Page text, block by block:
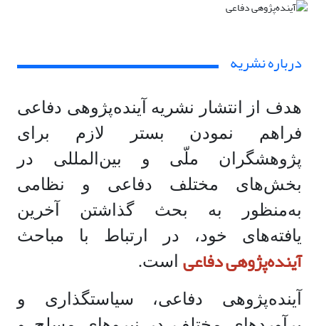
درباره نشریه
هدف از انتشار نشریه آینده‌پژوهی دفاعی
فراهم نمودن بستر لازم برای
پژوهشگران ملّی و بین‌المللی در
بخش‌های مختلف دفاعی و نظامی
به‌منظور به بحث گذاشتن آخرین
یافته‌های خود، در ارتباط با مباحث
آینده‌پژوهی دفاعی است.
آینده‌پژوهی دفاعی، سیاستگذاری و